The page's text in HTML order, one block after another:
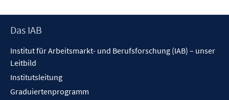
Footer
Das IAB
Institut für Arbeitsmarkt- und Berufsforschung (IAB) – unser
Leitbild
Institutsleitung
Graduiertenprogramm